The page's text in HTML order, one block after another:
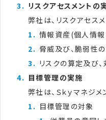
リスクアセスメントの
弊社は、リスクアセス
情報資産(個人情報
脅威及び、脆弱性
リスクの算定及び
目標管理の実施
弊社は、Ｓｋｙマネジ
目標管理の対象